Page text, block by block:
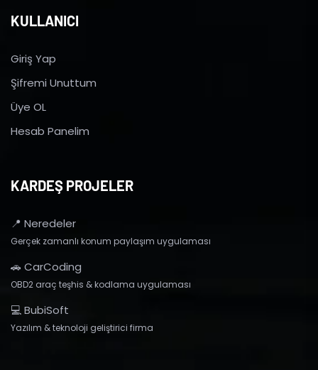
KULLANICI
Giriş Yap
Şifremi Unuttum
Üye OL
Hesab Panelim
KARDEŞ PROJELER
📍 Neredeler
Gerçek zamanlı konum paylaşım uygulaması
🚗 CarCoding
OBD2 araç teşhis & kodlama uygulaması
💻 BubiSoft
Yazılım & teknoloji geliştirici firma